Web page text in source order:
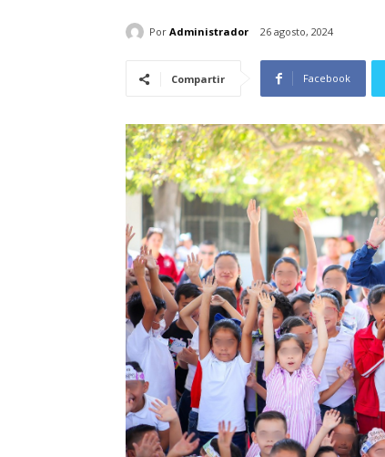
Por Administrador 26 agosto, 2024
Compartir Facebook